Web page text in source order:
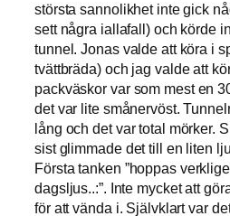
största sannolikhet inte gick
sett några iallafall) och körde
tunnel. Jonas valde att köra i
tvättbräda) och jag valde att
packväskor var som mest en
det var lite smånervöst.
lång och det var total mörker.
sist glimmade det till en liten
Första tanken ”hoppas
dagsljus..:”. Inte mycket att
för att vända i. Självklart var